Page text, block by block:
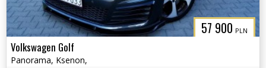
57 900 PLN
Volkswagen Golf
Panorama, Ksenon,